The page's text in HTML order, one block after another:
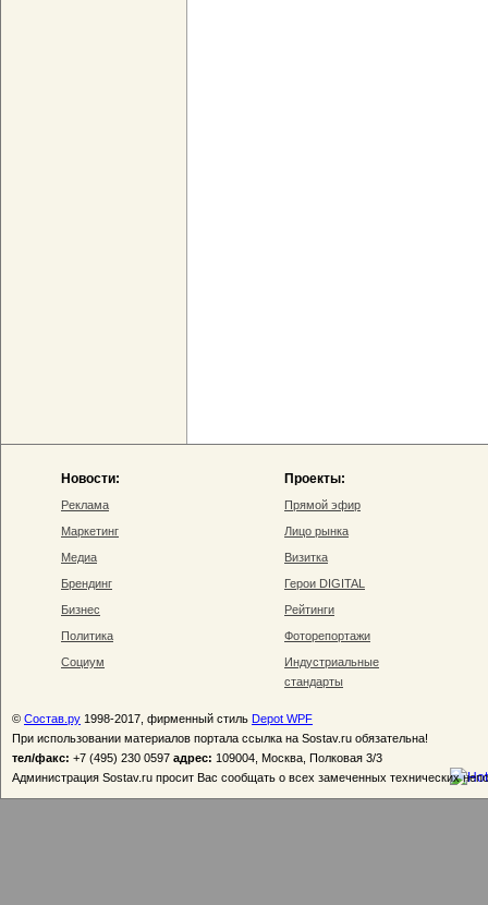
Новости:
Реклама
Маркетинг
Медиа
Брендинг
Бизнес
Политика
Социум
Проекты:
Прямой эфир
Лицо рынка
Визитка
Герои DIGITAL
Рейтинги
Фоторепортажи
Индустриальные
стандарты
© Состав.ру 1998-2017, фирменный стиль Depot WPF
При использовании материалов портала ссылка на Sostav.ru обязательна!
тел/факс: +7 (495) 230 0597 адрес: 109004, Москва, Полковая 3/3
Администрация Sostav.ru просит Вас сообщать о всех замеченных технических